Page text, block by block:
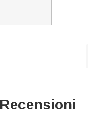
Recensioni